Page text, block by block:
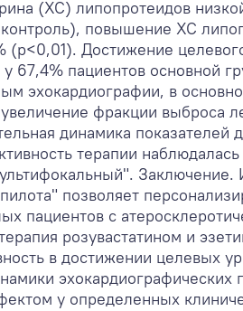
(ХС) липопротеидов
повышение ХС
(p<0,01). Достижение
67,4% пациентов основной
эхокардиографии, в
фракции выброса
динамика показателей
терапии
Заключение.
позволяет
пациентов с
розувастатином и
в достижении целевых
эхокардиографических
у определенных